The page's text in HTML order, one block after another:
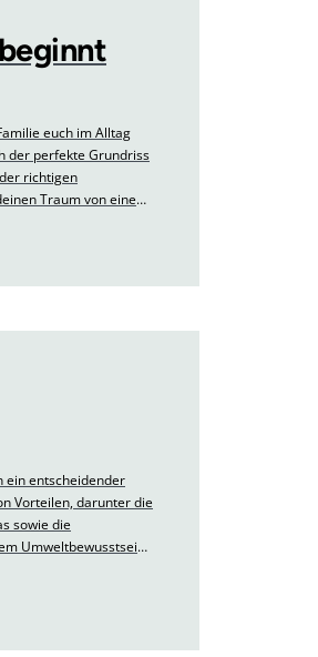
euch im Alltag
der perfekte Grundriss
richtigen
Traum von einem
ein entscheidender
Vorteilen, darunter die
sowie die
Umweltbewusstsein